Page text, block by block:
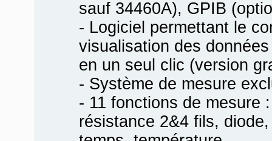
sauf 34460A), GPIB
- Logiciel permettant le
visualisation des
en un seul clic (version
- Système de mesure
- 11 fonctions de mesure
résistance 2&4 fils,